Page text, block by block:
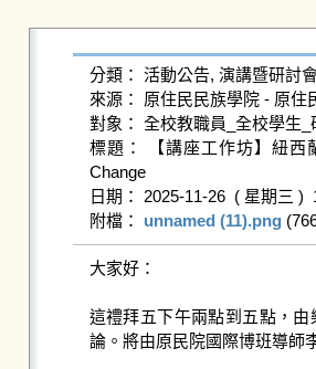
分類： 活動公告, 演講暨研討
來源： 原住民民族學院 - 原住
對象： 全校教職員_全校學生
標題： 【講座工作坊】紐西
Change
日期： 2025-11-26  ( 星期三 )
附檔： unnamed (11).png
大家好：
這禮拜五下午兩點到五點，
論。將由原民院國際博班導師